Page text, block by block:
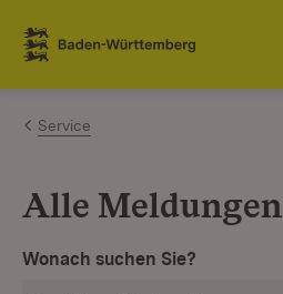
Zum Inhalt springen
Link zur Startseite
Service
Alle Meldungen
Wonach suchen Sie?